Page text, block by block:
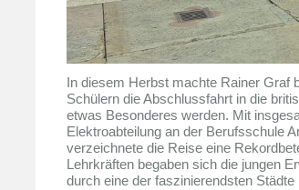
In diesem Herbst machte Rainer Graf
Schülern die Abschlussfahrt in die
etwas Besonderes werden. Mit
Elektroabteilung an der Berufsschule
verzeichnete die Reise eine
Lehrkräften begaben sich die jungen
durch eine der faszinierendsten Städte